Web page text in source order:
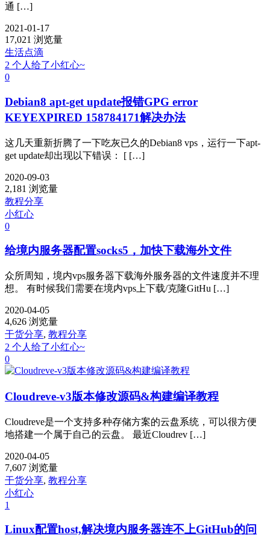
通 […]
2021-01-17
17,021 浏览量
生活点滴
2 个人给了小红心~
0
Debian8 apt-get update报错GPG error
KEYEXPIRED 158784171解决办法
这几天重新折腾了一下吃灰已久的Debian8 vps，运行一下apt-
get update却出现以下错误： [ […]
2020-09-03
2,181 浏览量
教程分享
小红心
0
给境内服务器配置socks5，加快下载海外文件
众所周知，境内vps服务器下载海外服务器的文件速度并不理
想。 有时候我们需要在境内vps上下载/克隆GitHu […]
2020-04-05
4,626 浏览量
干货分享, 教程分享
2 个人给了小红心~
0
Cloudreve-v3版本修改源码&构建编译教程
Cloudreve是一个支持多种存储方案的云盘系统，可以很方便
地搭建一个属于自己的云盘。 最近Cloudrev […]
2020-04-05
7,607 浏览量
干货分享, 教程分享
小红心
1
Linux配置host,解决境内服务器连不上GitHub的问